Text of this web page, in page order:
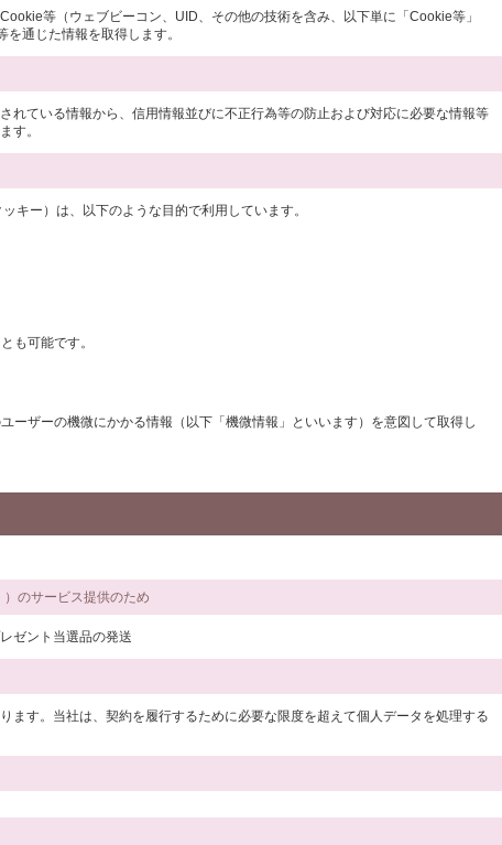
等（ウェブビーコン、UID、その他の技術を含み、以下単に「Cookie等」
通じた情報を取得します。
ている情報から、信用情報並びに不正行為等の防止および対応に必要な情報等
す。
キー）は、以下のような目的で利用しています。
も可能です。
ザーの機微にかかる情報（以下「機微情報」といいます）を意図して取得し
のサービス提供のため
ゼント当選品の発送
す。当社は、契約を履行するために必要な限度を超えて個人データを処理する